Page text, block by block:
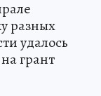
разных
удалось
грант